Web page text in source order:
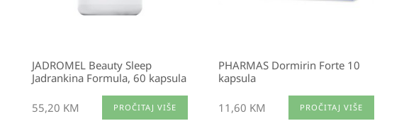
JADROMEL Beauty Sleep
Jadrankina Formula, 60 kapsula
55,20 KM PROČITAJ VIŠE
PHARMAS Dormirin Forte 10
kapsula
11,60 KM PROČITAJ VIŠE